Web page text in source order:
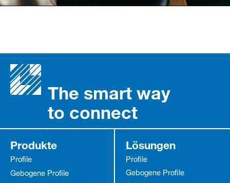
The smart way
to connect
Produkte
Profile
Gebogene Profile
Lösungen
Profile
Gebogene Profile